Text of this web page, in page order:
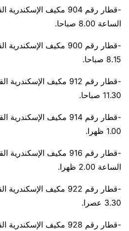
-قطار رقم 904 مكيف
الساعة 8.00 صباحا.
-قطار رقم 900 مكيف
8.15 صباحا.
-قطار رقم 912 مكيف
11.30 صباحا.
-قطار رقم 914 مكيف
1.00 ظهرا.
-قطار رقم 916 مكيف
الساعة 2.00 ظهرا.
-قطار رقم 922 مكيف
3.30 عصرا.
-قطار رقم 928 مكيف